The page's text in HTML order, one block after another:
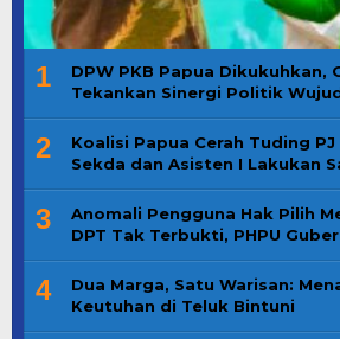
1
DPW PKB Papua Dikukuhkan,
Tekankan Sinergi Politik
2
Koalisi Papua Cerah Tuding PJ
Sekda dan Asisten I Lakukan
3
Anomali Pengguna Hak Pilih
DPT Tak Terbukti, PHPU
4
Dua Marga, Satu Warisan:
Keutuhan di Teluk Bintuni